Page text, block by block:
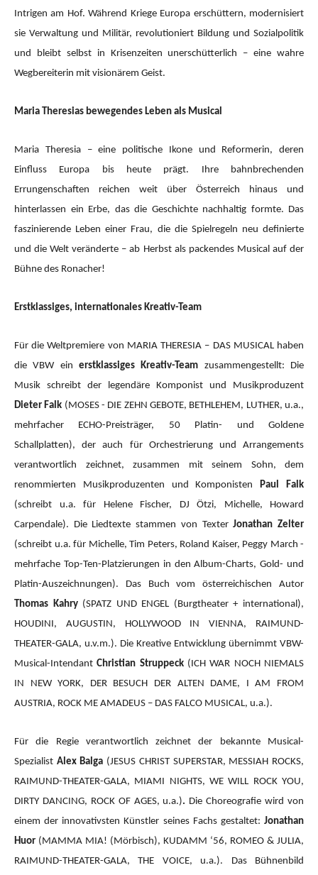
Intrigen am Hof. Während Kriege Europa erschüttern, modernisiert
sie Verwaltung und Militär, revolutioniert Bildung und Sozialpolitik
und bleibt selbst in Krisenzeiten unerschütterlich – eine wahre
Wegbereiterin mit visionärem Geist.
Maria Theresias bewegendes Leben als Musical
Maria Theresia – eine politische Ikone und Reformerin, deren
Einfluss Europa bis heute prägt. Ihre bahnbrechenden
Errungenschaften reichen weit über Österreich hinaus und
hinterlassen ein Erbe, das die Geschichte nachhaltig formte. Das
faszinierende Leben einer Frau, die die Spielregeln neu definierte
und die Welt veränderte – ab Herbst als packendes Musical auf der
Bühne des Ronacher!
Erstklassiges, internationales Kreativ-Team
Für die Weltpremiere von MARIA THERESIA – DAS MUSICAL haben
die VBW ein erstklassiges Kreativ-Team zusammengestellt: Die
Musik schreibt der legendäre Komponist und Musikproduzent
Dieter Falk (MOSES - DIE ZEHN GEBOTE, BETHLEHEM, LUTHER, u.a.,
mehrfacher ECHO-Preisträger, 50 Platin- und Goldene
Schallplatten), der auch für Orchestrierung und Arrangements
verantwortlich zeichnet, zusammen mit seinem Sohn, dem
renommierten Musikproduzenten und KomponistenPaul Falk
(schreibt u.a. für Helene Fischer, DJ Ötzi, Michelle, Howard
Carpendale). Die Liedtexte stammen von TexterJonathan Zelter
(schreibt u.a. für Michelle, Tim Peters, Roland Kaiser, Peggy March -
mehrfache Top-Ten-Platzierungen in den Album-Charts, Gold- und
Platin-Auszeichnungen). Das Buch vom österreichischen Autor
Thomas Kahry(SPATZ UND ENGEL (Burgtheater + international),
HOUDINI, AUGUSTIN, HOLLYWOOD IN VIENNA, RAIMUND-
THEATER-GALA, u.v.m.). Die Kreative Entwicklung übernimmt VBW-
Musical-IntendantChristian Struppeck(ICH WAR NOCH NIEMALS
IN NEW YORK, DER BESUCH DER ALTEN DAME, I AM FROM
AUSTRIA, ROCK ME AMADEUS – DAS FALCO MUSICAL, u.a.).
Für die Regie verantwortlich zeichnet der bekannte Musical-
Spezialist Alex Balga (JESUS CHRIST SUPERSTAR, MESSIAH ROCKS,
RAIMUND-THEATER-GALA, MIAMI NIGHTS, WE WILL ROCK YOU,
DIRTY DANCING, ROCK OF AGES, u.a.). Die Choreografie wird von
einem der innovativsten Künstler seines Fachs gestaltet: Jonathan
Huor (MAMMA MIA! (Mörbisch), KUDAMM ‘56, ROMEO & JULIA,
RAIMUND-THEATER-GALA, THE VOICE, u.a.). Das Bühnenbild